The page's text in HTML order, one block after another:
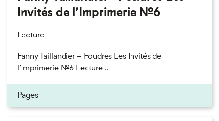
Invités de l’Imprimerie n°6
Lecture
Fanny Taillandier – Foudres Les Invités de
l’Imprimerie n°6 Lecture ...
Pages